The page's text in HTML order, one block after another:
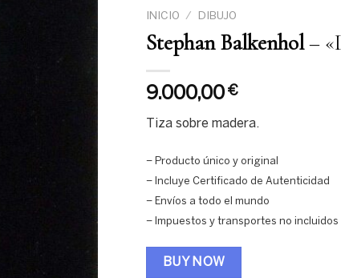
INICIO / DIBUJO
Stephan Balkenhol–
9.000,00 €
Tiza sobre madera.
– Producto único y original
– Incluye Certificado de Autenticidad
– Envíos a todo el mundo
– Impuestos y transportes no incluidos
BUY NOW